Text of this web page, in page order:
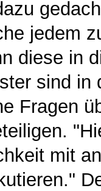
jedem
diese in
sind in
Fragen
mit